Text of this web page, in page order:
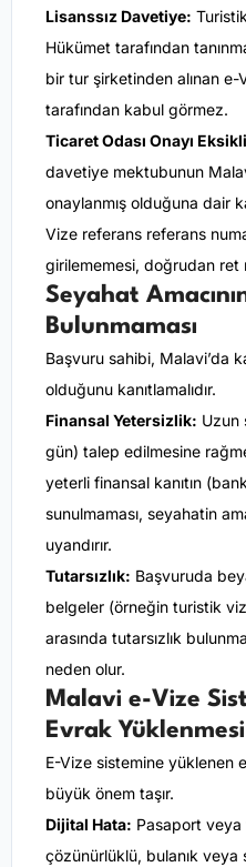
Lisanssız Davetiye:
Hükümet tarafından
bir tur şirketinden alınan e-
tarafından kabul görmez.
Ticaret Odası Onayı
davetiye mektubunun
onaylanmış olduğuna dair
Vize referans referans
girilememesi, doğrudan ret
Seyahat
Bulunmaması
Başvuru sahibi, Malavi’da
olduğunu kanıtlamalıdır.
Finansal Yetersizlik: Uzun
gün) talep edilmesine
yeterli finansal kanıtın
sunulmaması, seyahatin
uyandırır.
Tutarsızlık: Başvuruda
belgeler (örneğin turistik
arasında tutarsızlık
neden olur.
Malavi e-Vize
Evrak Yüklenmesi
E-Vize sistemine yüklenen
büyük önem taşır.
Dijital Hata: Pasaport veya
çözünürlüklü, bulanık